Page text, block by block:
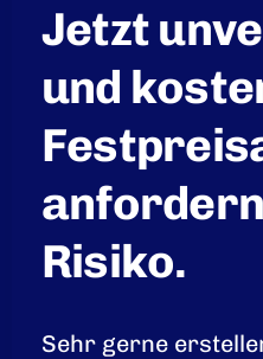
Jetzt
und
Risiko.
Sehr gerne